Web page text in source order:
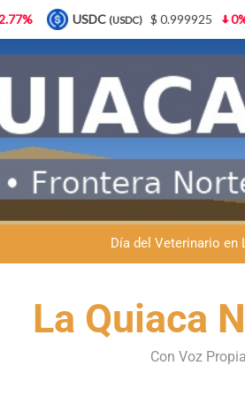
Dante
Fernando Rejal respaldó a Dante
Día del Veterinario en
Dante
Fernando Rejal respaldó a Dante
La Quiaca
Con Voz Propia
$ 0.999925 0% XRP(XRP) $ 1.08